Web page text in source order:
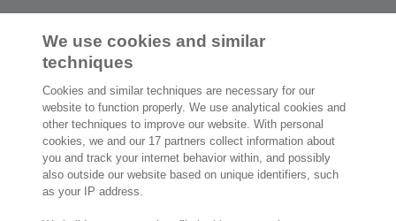
2.000 especialistasdispuestos a
ayudarte
We use cookies and similar
techniques
Cookies and similar techniques are necessary for our
website to function properly. We use analytical cookies and
other techniques to improve our website. With personal
cookies, we and our 17 partners collect information about
you and track your internet behavior within, and possibly
also outside our website based on unique identifiers, such
as your IP address.